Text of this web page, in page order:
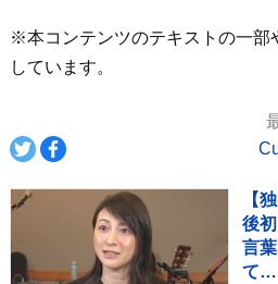
※本コンテンツのテキストの一部
しています。
【
後
言
て…